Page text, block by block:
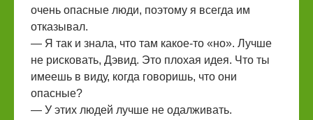
очень опасные люди, поэтому я всегда им
отказывал.
— Я так и знала, что там какое-то «но». Лучше
не рисковать, Дэвид. Это плохая идея. Что ты
имеешь в виду, когда говоришь, что они
опасные?
— У этих людей лучше не одалживать.